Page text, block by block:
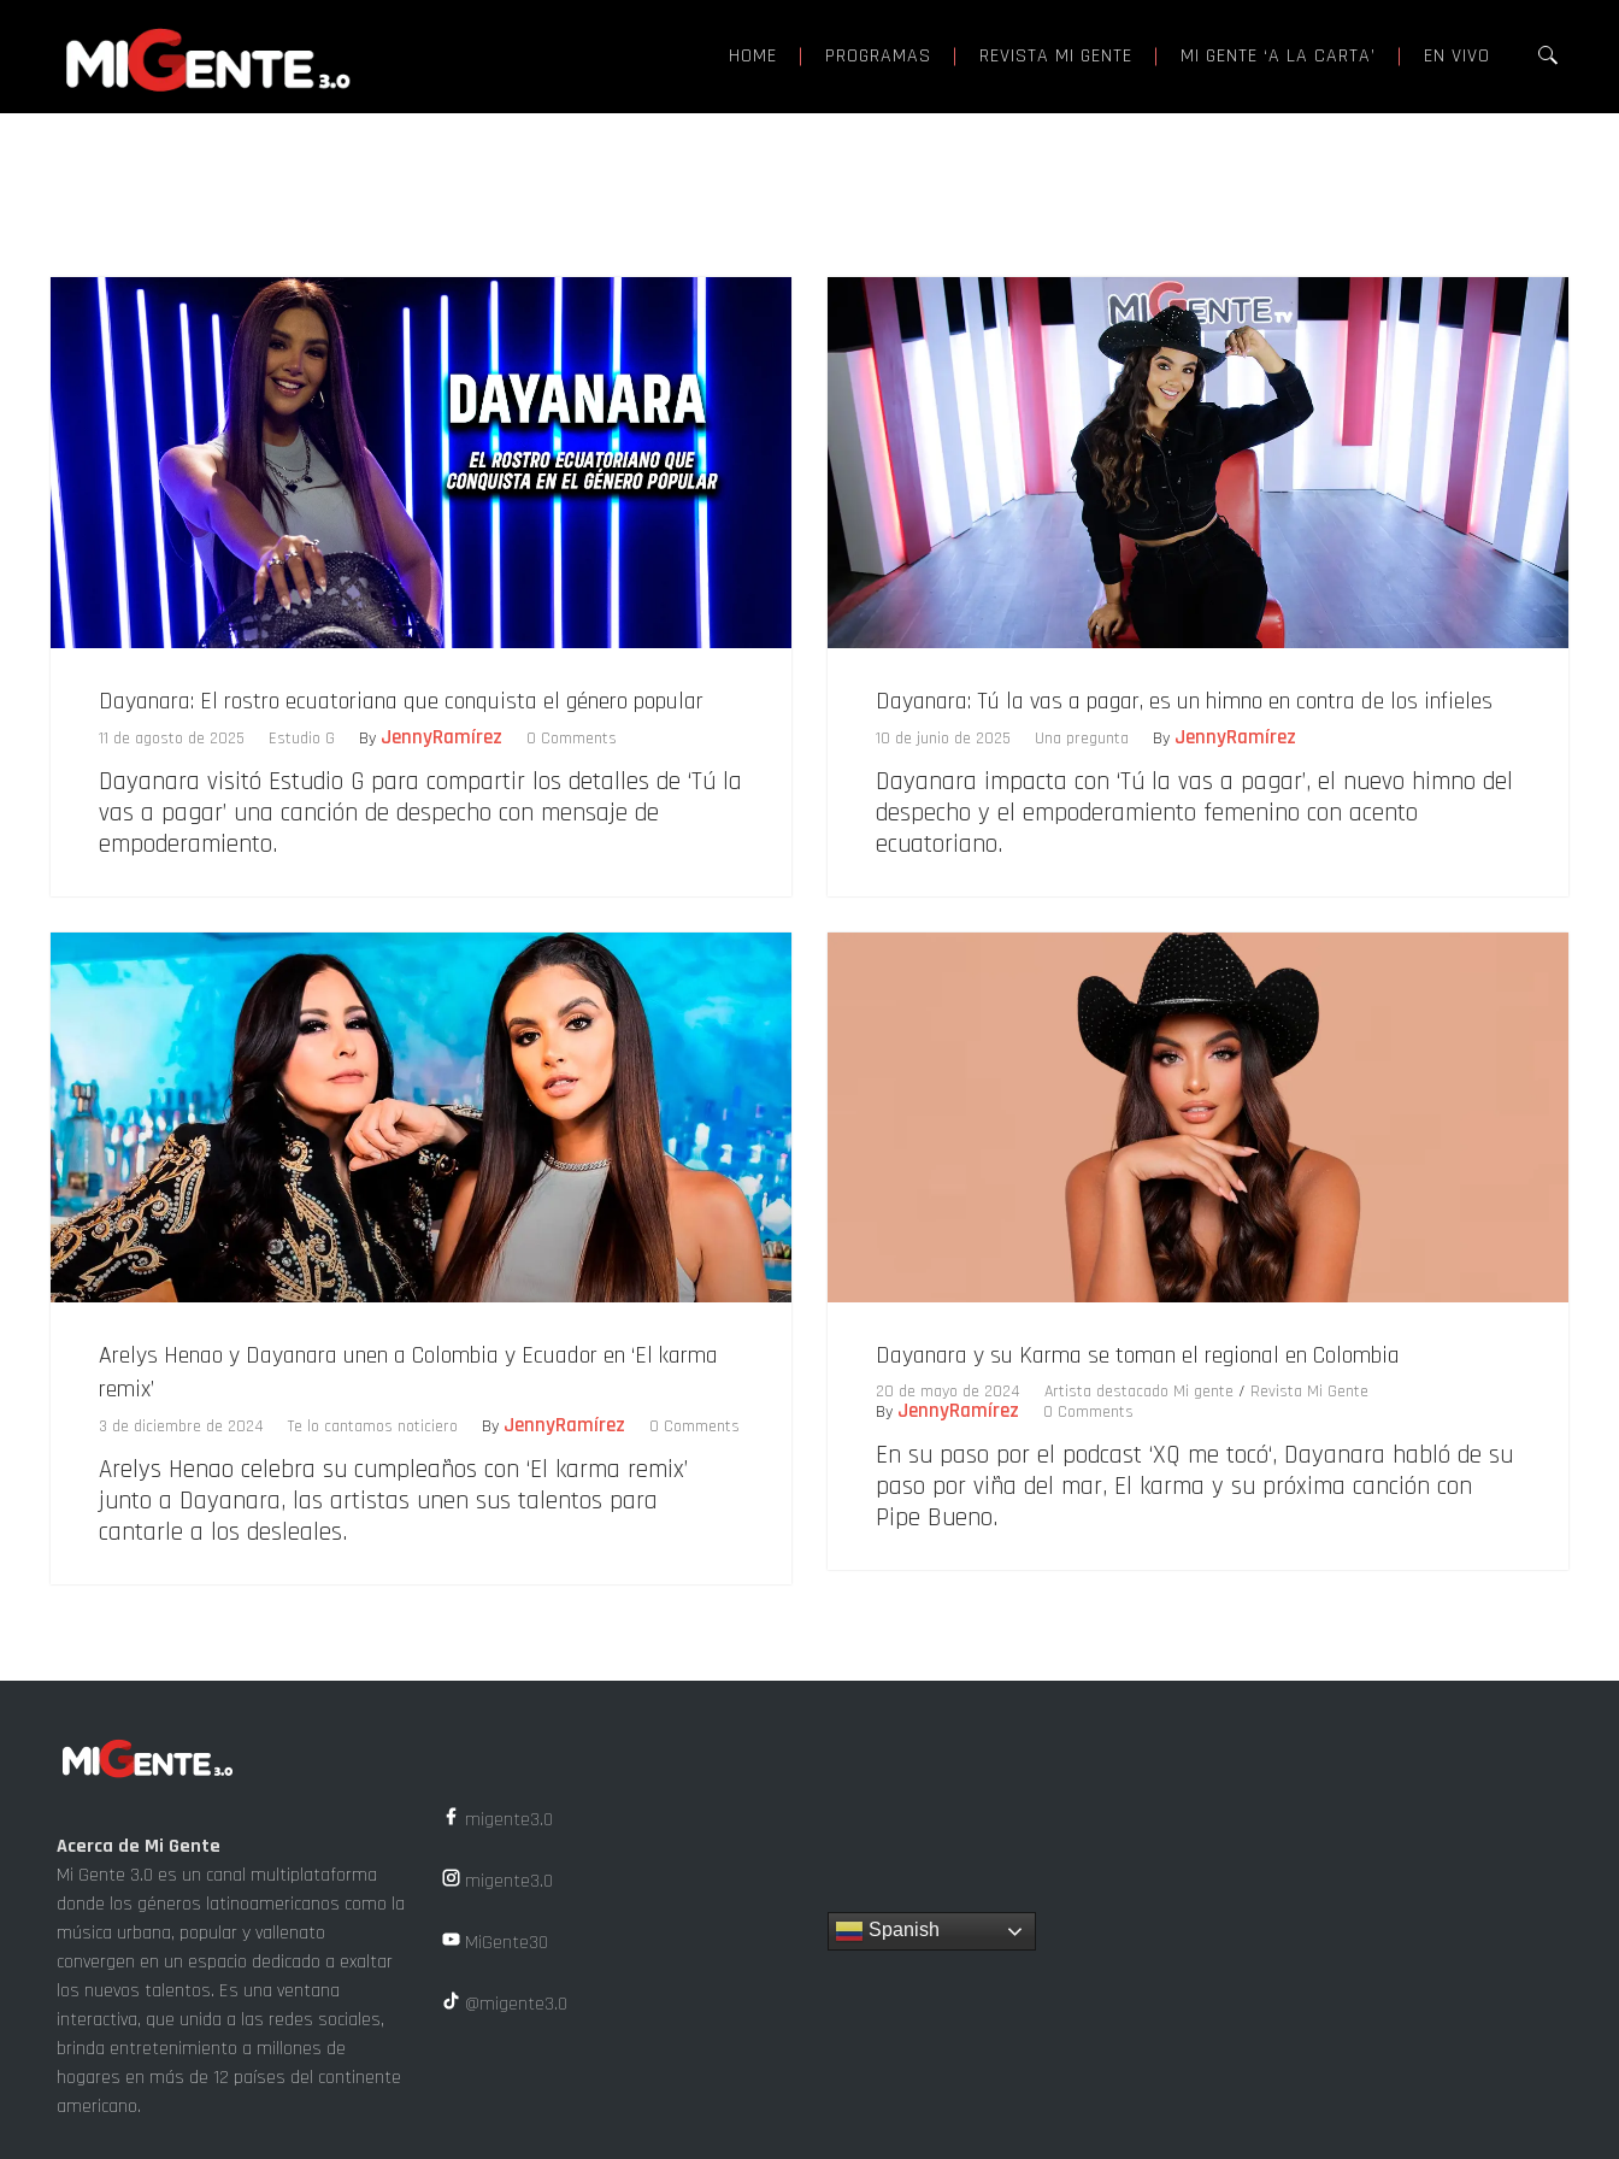
HOME PROGRAMAS REVISTA MI GENTE MI GENTE ‘A LA CARTA’ EN VIVO
Dayanara: El rostro ecuatoriana que conquista el género popular
11 de agosto de 2025 Estudio G By JennyRamírez 0 Comments
Dayanara visitó Estudio G para compartir los detalles de ‘Tú la
vas a pagar’ una canción de despecho con mensaje de
empoderamiento.
Dayanara: Tú la vas a pagar, es un himno en contra de los infieles
10 de junio de 2025 Una pregunta By JennyRamírez
Dayanara impacta con ‘Tú la vas a pagar’, el nuevo himno del
despecho y el empoderamiento femenino con acento
ecuatoriano.
Arelys Henao y Dayanara unen a Colombia y Ecuador en ‘El karma
remix’
3 de diciembre de 2024 Te lo cantamos noticiero By JennyRamírez 0 Comments
Arelys Henao celebra su cumpleaños con ‘El karma remix’
junto a Dayanara, las artistas unen sus talentos para
cantarle a los desleales.
Dayanara y su Karma se toman el regional en Colombia
20 de mayo de 2024 Artista destacado Mi gente / Revista Mi Gente
By JennyRamírez 0 Comments
En su paso por el podcast ‘XQ me tocó‘, Dayanara habló de su
paso por viña del mar, El karma y su próxima canción con
Pipe Bueno.
Acerca de Mi Gente
Mi Gente 3.0 es un canal multiplataforma
donde los géneros latinoamericanos como la
música urbana, popular y vallenato
convergen en un espacio dedicado a exaltar
los nuevos talentos. Es una ventana
interactiva, que unida a las redes sociales,
brinda entretenimiento a millones de
hogares en más de 12 países del continente
americano.
migente3.0
migente3.0
MiGente30
@migente3.0
Spanish